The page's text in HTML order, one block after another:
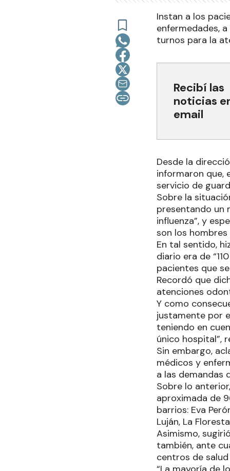
Instan a los
enfermedades,
turnos para la
Recibí las
noticias
email
Desde la
informaron que,
servicio de
Sobre la
presentando un
influenza”, y
son los
En tal sentido,
diario era de
pacientes que
Recordó que
atenciones
Y como
justamente por
teniendo en
único hospital”,
Sin embargo,
médicos y
a las demandas
Sobre lo
aproximada de
barrios: Eva
Luján, La
Asimismo,
también, ante
centros de